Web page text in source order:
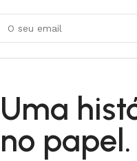
Uma
no papel.